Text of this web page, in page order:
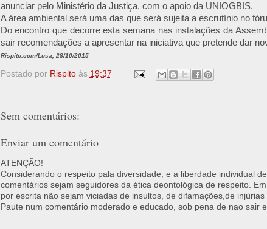
anunciar pelo Ministério da Justiça, com o apoio da UNIOGBIS.
A área ambiental será uma das que será sujeita a escrutínio no
Do encontro que decorre esta semana nas instalações da
sair recomendações a apresentar na iniciativa que pretende dar
Rispito.com/Lusa, 28/10/2015
Postado por Rispito às 19:37
Sem comentários:
Enviar um comentário
ATENÇÃO!
Considerando o respeito pala diversidade, e a liberdade individual
comentários sejam seguidores da ética deontológica de respeito.
por escrita não sejam viciadas de insultos, de difamações,de injúrias
Paute num comentário moderado e educado, sob pena de nao sair